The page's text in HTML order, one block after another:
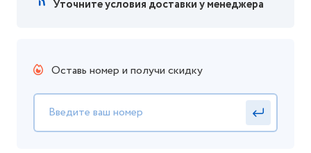
Уточните условия доставки у менеджера
Оставь номер и получи скидку